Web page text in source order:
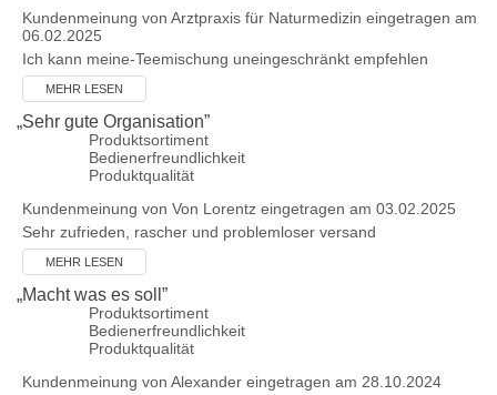
Kundenmeinung von Arztpraxis für Naturmedizin eingetragen am
06.02.2025
Ich kann meine-Teemischung uneingeschränkt empfehlen
MEHR LESEN
„Sehr gute Organisation”
Produktsortiment
Bedienerfreundlichkeit
Produktqualität
Kundenmeinung von Von Lorentz eingetragen am 03.02.2025
Sehr zufrieden, rascher und problemloser versand
MEHR LESEN
„Macht was es soll ”
Produktsortiment
Bedienerfreundlichkeit
Produktqualität
Kundenmeinung von Alexander eingetragen am 28.10.2024